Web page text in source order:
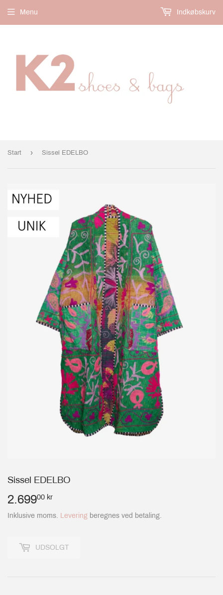
Menu Indkøbskurv
Start › Sissel EDELBO
Sissel EDELBO
2.69900 kr
kr
Inklusive moms. Levering beregnes ved betaling.
UDSOLGT